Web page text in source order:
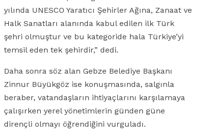
yılında UNESCO Yaratıcı Şehirler Ağına, Zanaat ve
Halk Sanatları alanında kabul edilen ilk Türk
şehri olmuştur ve bu kategoride hala Türkiye’yi
temsil eden tek şehirdir,” dedi.
Daha sonra söz alan Gebze Belediye Başkanı
Zinnur Büyükgöz ise konuşmasında, salgınla
beraber, vatandaşların ihtiyaçlarını karşılamaya
çalışırken yerel yönetimlerin günden güne
dirençli olmayı öğrendiğini vurguladı.